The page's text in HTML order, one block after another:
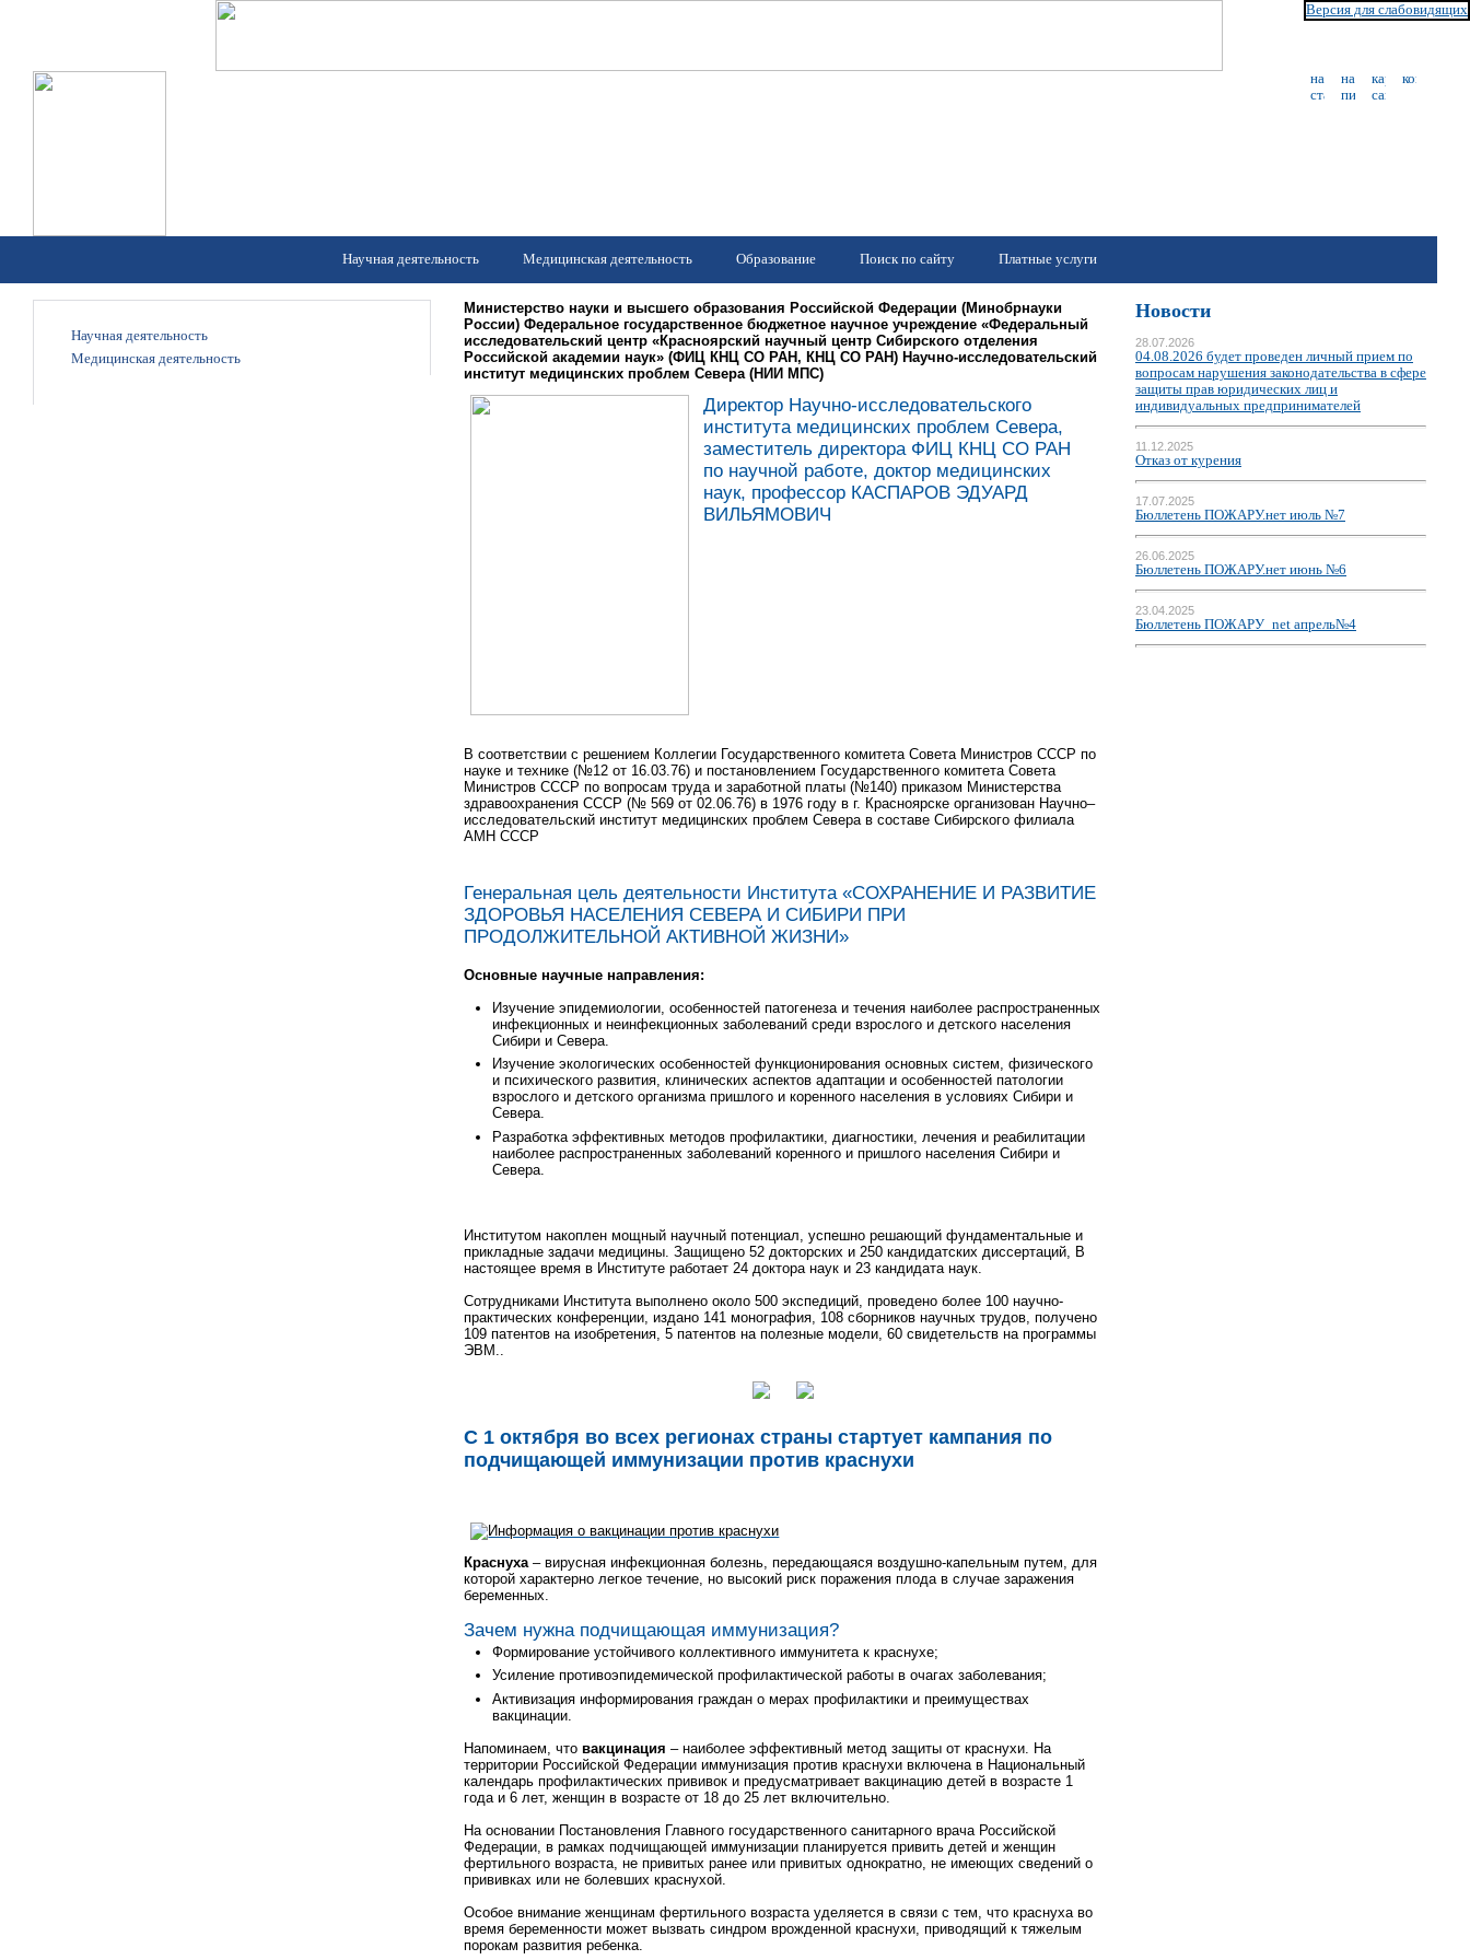
Версия для слабовидящих
Научная деятельность Медицинская деятельность Образование Поиск по сайту Платные услуги
Научная деятельность
Медицинская деятельность
Министерство науки и высшего образования Российской Федерации (Минобрнауки
России) Федеральное государственное бюджетное научное учреждение «Федеральный
исследовательский центр «Красноярский научный центр Сибирского отделения
Российской академии наук» (ФИЦ КНЦ СО РАН, КНЦ СО РАН) Научно-исследовательский
институт медицинских проблем Севера (НИИ МПС)
Директор Научно-исследовательского
института медицинских проблем Севера,
заместитель директора ФИЦ КНЦ СО РАН
по научной работе, доктор медицинских
наук, профессор КАСПАРОВ ЭДУАРД
ВИЛЬЯМОВИЧ
В соответствии с решением Коллегии Государственного комитета Совета Министров СССР по
науке и технике (№12 от 16.03.76) и постановлением Государственного комитета Совета
Министров СССР по вопросам труда и заработной платы (№140) приказом Министерства
здравоохранения СССР (№ 569 от 02.06.76) в 1976 году в г. Красноярске организован Научно–
исследовательский институт медицинских проблем Севера в составе Сибирского филиала
АМН СССР
Генеральная цель деятельности Института «СОХРАНЕНИЕ И РАЗВИТИЕ
ЗДОРОВЬЯ НАСЕЛЕНИЯ СЕВЕРА И СИБИРИ ПРИ
ПРОДОЛЖИТЕЛЬНОЙ АКТИВНОЙ ЖИЗНИ»
Основные научные направления:
Изучение эпидемиологии, особенностей патогенеза и течения наиболее распространенных
инфекционных и неинфекционных заболеваний среди взрослого и детского населения
Сибири и Севера.
Изучение экологических особенностей функционирования основных систем, физического
и психического развития, клинических аспектов адаптации и особенностей патологии
взрослого и детского организма пришлого и коренного населения в условиях Сибири и
Севера.
Разработка эффективных методов профилактики, диагностики, лечения и реабилитации
наиболее распространенных заболеваний коренного и пришлого населения Сибири и
Севера.
Институтом накоплен мощный научный потенциал, успешно решающий фундаментальные и
прикладные задачи медицины. Защищено 52 докторских и 250 кандидатских диссертаций, В
настоящее время в Институте работает 24 доктора наук и 23 кандидата наук.
Сотрудниками Института выполнено около 500 экспедиций, проведено более 100 научно-
практических конференции, издано 141 монография, 108 сборников научных трудов, получено
109 патентов на изобретения, 5 патентов на полезные модели, 60 свидетельств на программы
ЭВМ..
С 1 октября во всех регионах страны стартует кампания по
подчищающей иммунизации против краснухи
Краснуха – вирусная инфекционная болезнь, передающаяся воздушно-капельным путем, для
которой характерно легкое течение, но высокий риск поражения плода в случае заражения
беременных.
Зачем нужна подчищающая иммунизация?
Формирование устойчивого коллективного иммунитета к краснухе;
Усиление противоэпидемической профилактической работы в очагах заболевания;
Активизация информирования граждан о мерах профилактики и преимуществах
вакцинации.
Напоминаем, что вакцинация – наиболее эффективный метод защиты от краснухи. На
территории Российской Федерации иммунизация против краснухи включена в Национальный
календарь профилактических прививок и предусматривает вакцинацию детей в возрасте 1
года и 6 лет, женщин в возрасте от 18 до 25 лет включительно.
На основании Постановления Главного государственного санитарного врача Российской
Федерации, в рамках подчищающей иммунизации планируется привить детей и женщин
фертильного возраста, не привитых ранее или привитых однократно, не имеющих сведений о
прививках или не болевших краснухой.
Особое внимание женщинам фертильного возраста уделяется в связи с тем, что краснуха во
время беременности может вызвать синдром врожденной краснухи, приводящий к тяжелым
порокам развития ребенка.
Новости
28.07.2026
04.08.2026 будет проведен личный прием по
вопросам нарушения законодательства в сфере
защиты прав юридических лиц и
индивидуальных предпринимателей
11.12.2025
Отказ от курения
17.07.2025
Бюллетень ПОЖАРУ.нет июль №7
26.06.2025
Бюллетень ПОЖАРУ.нет июнь №6
23.04.2025
Бюллетень ПОЖАРУ_net апрель№4